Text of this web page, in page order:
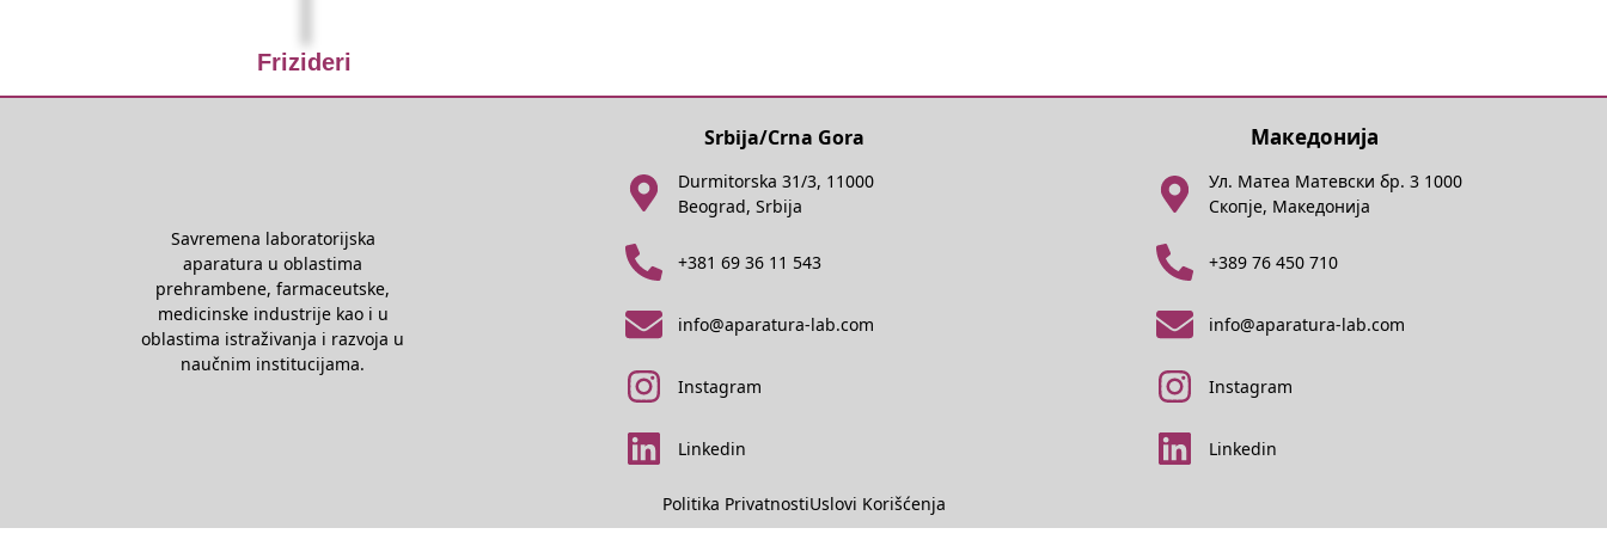
Frizideri
Savremena laboratorijska
aparatura u oblastima
prehrambene, farmaceutske,
medicinske industrije kao i u
oblastima istraživanja i razvoja u
naučnim institucijama.
Srbija/Crna Gora
Durmitorska 31/3, 11000
Beograd, Srbija
+381 69 36 11 543
info@aparatura-lab.com
Instagram
Linkedin
Македонија
Ул. Матеа Матевски бр. 3 1000
Скопје, Македонија
+389 76 450 710
info@aparatura-lab.com
Instagram
Linkedin
Politika PrivatnostiUslovi Korišćenja